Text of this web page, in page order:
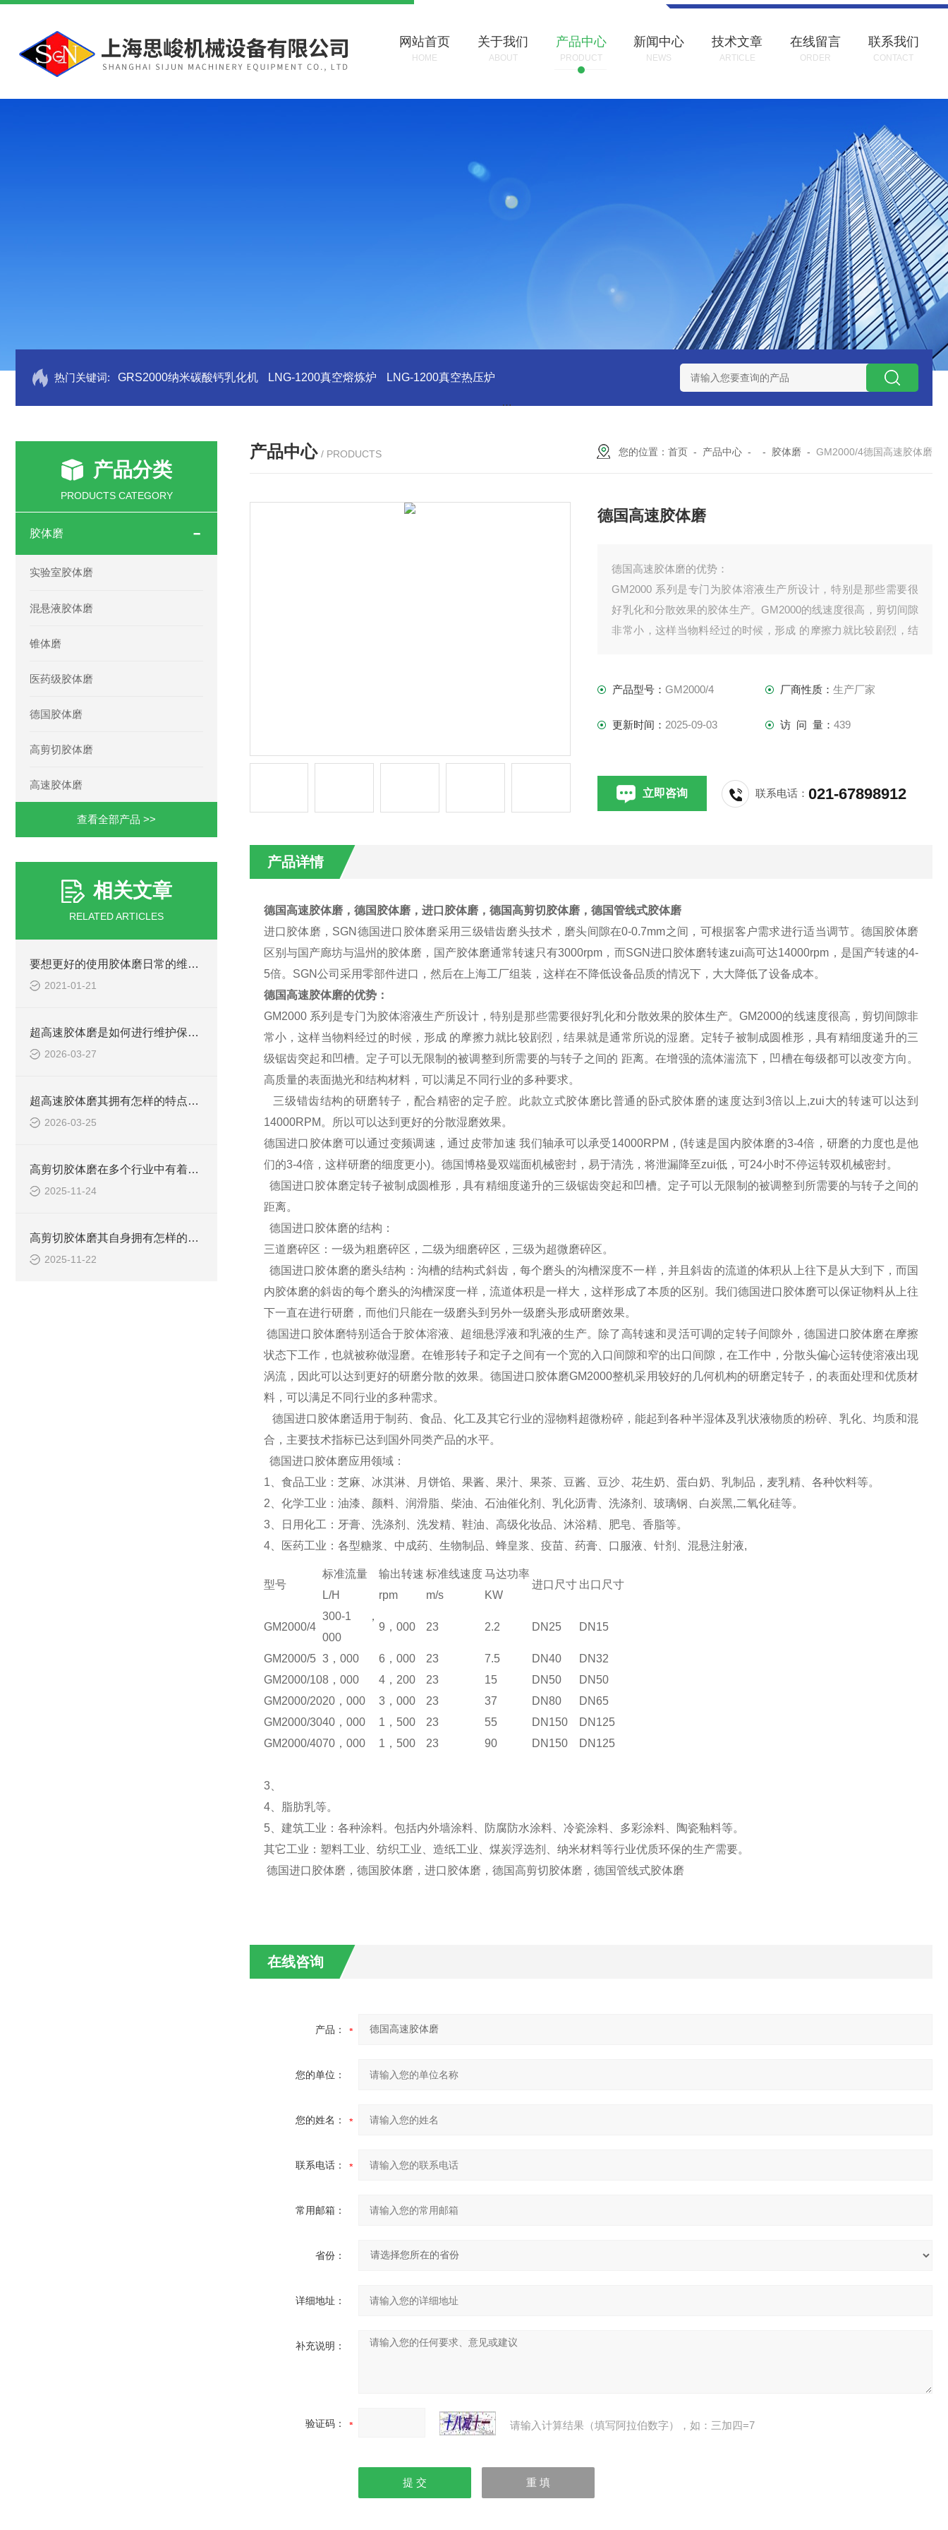
网站首页
HOME
关于我们
ABOUT
产品中心
PRODUCT
新闻中心
NEWS
技术文章
ARTICLE
在线留言
ORDER
联系我们
CONTACT
热门关键词: GRS2000纳米碳酸钙乳化机 LNG-1200真空熔炼炉 LNG-1200真空热压炉 LNHZ-1200碳包覆回转炉 LNHZ-1200可倾斜式回转炉
产品分类
PRODUCTS CATEGORY
胶体磨
实验室胶体磨
混悬液胶体磨
锥体磨
医药级胶体磨
德国胶体磨
高剪切胶体磨
高速胶体磨
查看全部产品 >>
相关文章
RELATED ARTICLES
要想更好的使用胶体磨日常的维护保养必*！
2021-01-21
超高速胶体磨是如何进行维护保养的？
2026-03-27
超高速胶体磨其拥有怎样的特点呢？
2026-03-25
高剪切胶体磨在多个行业中有着广泛的应用
2025-11-24
高剪切胶体磨其自身拥有怎样的作用呢？
2025-11-22
产品中心 / PRODUCTS 您的位置： 首页 - 产品中心 - - 胶体磨 - GM2000/4德国高速胶体磨
德国高速胶体磨
德国高速胶体磨的优势：
GM2000 系列是专门为胶体溶液生产所设计，特别是那些需要很
好乳化和分散效果的胶体生产。GM2000的线速度很高，剪切间隙
非常小，这样当物料经过的时候，形成 的摩擦力就比较剧烈，结
转子之间的 距离。在增强的流体湍流下，凹槽在每级都可以改变
产品型号：GM2000/4 厂商性质： 生产厂家
更新时间： 2025-09-03 访 问 量： 439
立即咨询 联系电话：021-67898912
产品详情
德国高速胶体磨，德国胶体磨，进口胶体磨，德国高剪切胶体磨，德国管线式胶体磨
进口胶体磨，SGN德国进口胶体磨采用三级错齿磨头技术，磨头间隙在0-0.7mm之间，可根据客户需求进行适当调节。德国胶体磨
区别与国产廊坊与温州的胶体磨，国产胶体磨通常转速只有3000rpm，而SGN进口胶体磨转速zui高可达14000rpm，是国产转速的4-
5倍。SGN公司采用零部件进口，然后在上海工厂组装，这样在不降低设备品质的情况下，大大降低了设备成本。
德国高速胶体磨的优势：
GM2000 系列是专门为胶体溶液生产所设计，特别是那些需要很好乳化和分散效果的胶体生产。GM2000的线速度很高，剪切间隙非
常小，这样当物料经过的时候，形成 的摩擦力就比较剧烈，结果就是通常所说的湿磨。定转子被制成圆椎形，具有精细度递升的三
级锯齿突起和凹槽。定子可以无限制的被调整到所需要的与转子之间的 距离。在增强的流体湍流下，凹槽在每级都可以改变方向。
高质量的表面抛光和结构材料，可以满足不同行业的多种要求。
三级错齿结构的研磨转子，配合精密的定子腔。此款立式胶体磨比普通的卧式胶体磨的速度达到3倍以上,zui大的转速可以达到
14000RPM。所以可以达到更好的分散湿磨效果。
德国进口胶体磨可以通过变频调速，通过皮带加速 我们轴承可以承受14000RPM，(转速是国内胶体磨的3-4倍，研磨的力度也是他
们的3-4倍，这样研磨的细度更小)。德国博格曼双端面机械密封，易于清洗，将泄漏降至zui低，可24小时不停运转双机械密封。
德国进口胶体磨定转子被制成圆椎形，具有精细度递升的三级锯齿突起和凹槽。定子可以无限制的被调整到所需要的与转子之间的
距离。
德国进口胶体磨的结构：
三道磨碎区：一级为粗磨碎区，二级为细磨碎区，三级为超微磨碎区。
德国进口胶体磨的磨头结构：沟槽的结构式斜齿，每个磨头的沟槽深度不一样，并且斜齿的流道的体积从上往下是从大到下，而国
内胶体磨的斜齿的每个磨头的沟槽深度一样，流道体积是一样大，这样形成了本质的区别。我们德国进口胶体磨可以保证物料从上往
下一直在进行研磨，而他们只能在一级磨头到另外一级磨头形成研磨效果。
德国进口胶体磨特别适合于胶体溶液、超细悬浮液和乳液的生产。除了高转速和灵活可调的定转子间隙外，德国进口胶体磨在摩擦
状态下工作，也就被称做湿磨。在锥形转子和定子之间有一个宽的入口间隙和窄的出口间隙，在工作中，分散头偏心运转使溶液出现
涡流，因此可以达到更好的研磨分散的效果。德国进口胶体磨GM2000整机采用较好的几何机构的研磨定转子，的表面处理和优质材
料，可以满足不同行业的多种需求。
德国进口胶体磨适用于制药、食品、化工及其它行业的湿物料超微粉碎，能起到各种半湿体及乳状液物质的粉碎、乳化、均质和混
合，主要技术指标已达到国外同类产品的水平。
德国进口胶体磨应用领域：
1、食品工业：芝麻、冰淇淋、月饼馅、果酱、果汁、果茶、豆酱、豆沙、花生奶、蛋白奶、乳制品，麦乳精、各种饮料等。
2、 化学工业：油漆、颜料、润滑脂、柴油、石油催化剂、乳化沥青、洗涤剂、玻璃钢、白炭黑,二氧化硅等。
3、日用化工：牙膏、洗涤剂、洗发精、鞋油、高级化妆品、沐浴精、肥皂、香脂等。
4、医药工业：各型糖浆、中成药、生物制品、蜂皇浆、疫苗、药膏、口服液、针剂、混悬注射液,
型号
标准流量
L/H
输出转速
rpm
标准线速度
m/s
马达功率
KW
进口尺寸 出口尺寸
GM2000/4
300-1，
000
9，000 23 2.2 DN25 DN15
GM2000/5 3，000 6，000 23 7.5 DN40
DN32
GM2000/108，000 4，200 23 15 DN50
DN50
GM2000/2020，000 3，000 23 37 DN80
DN65
GM2000/3040，000 1，500 23 55 DN150
DN125
GM2000/4070，000 1，500 23 90 DN150 DN125
3、
4、
脂肪乳等。
5、建筑工业：各种涂料。包括内外墙涂料、防腐防水涂料、冷瓷涂料、多彩涂料、陶瓷釉料等。
其它工业：塑料工业、纺织工业、造纸工业、煤炭浮选剂、纳米材料等行业优质环保的生产需要。
德国进口胶体磨，德国胶体磨，进口胶体磨，德国高剪切胶体磨，德国管线式胶体磨
在线咨询
产品：
您的单位：
您的姓名：
联系电话：
常用邮箱：
省份：
详细地址：
补充说明：
验证码： 请输入计算结果（填写阿拉伯数字），如：三加四=7